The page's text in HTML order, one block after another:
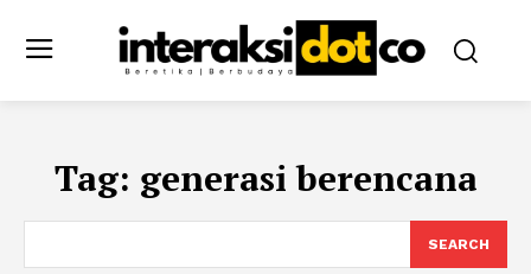
Tag: generasi berencana
SEARCH